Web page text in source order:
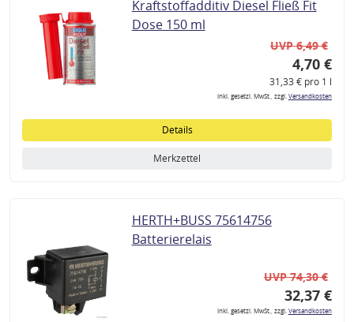
Kraftstoffadditiv Diesel Fließ Fit
Dose 150 ml
UVP 6,49 €
4,70 €
31,33 € pro 1 l
inkl. gesetzl. MwSt., zzgl.Versandkosten
Details
Merkzettel
HERTH+BUSS 75614756
Batterierelais
UVP 74,30 €
32,37 €
inkl. gesetzl. MwSt., zzgl.Versandkosten